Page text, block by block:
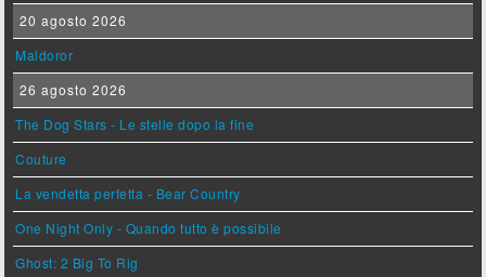
20 agosto 2026
Maldoror
26 agosto 2026
The Dog Stars - Le stelle dopo la fine
Couture
La vendetta perfetta - Bear Country
One Night Only - Quando tutto è possibile
Ghost: 2 Big To Rig